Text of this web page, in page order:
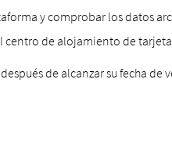
y comprobar los datos
de alojamiento de
de alcanzar su fecha de